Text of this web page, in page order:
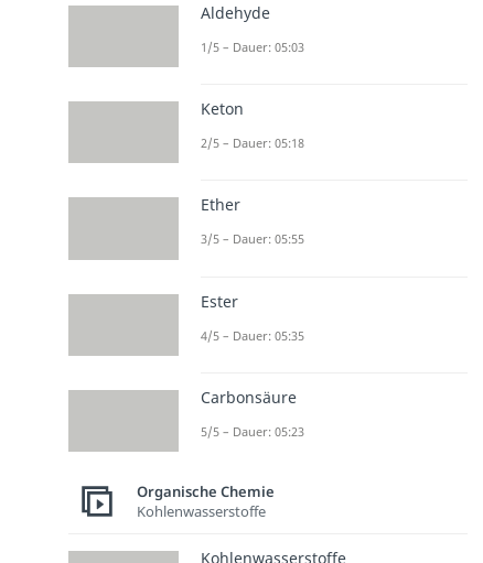
Aldehyde
1/5 – Dauer: 05:03
Keton
2/5 – Dauer: 05:18
Ether
3/5 – Dauer: 05:55
Ester
4/5 – Dauer: 05:35
Carbonsäure
5/5 – Dauer: 05:23
Organische Chemie
Kohlenwasserstoffe
Kohlenwasserstoffe